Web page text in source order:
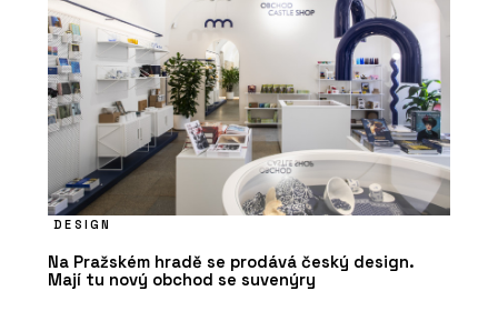
DESIGN
Na Pražském hradě se prodává český design.
Mají tu nový obchod se suvenýry